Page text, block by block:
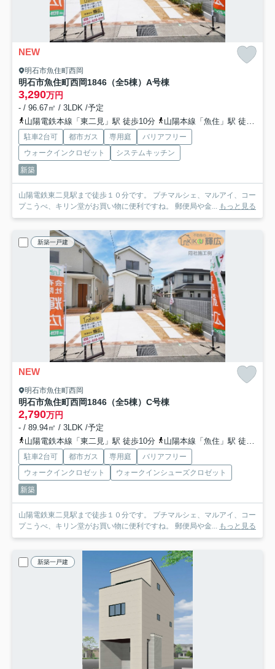
NEW
明石市魚住町西岡
明石市魚住町西岡1846（全5棟）A号棟
3,290万円
- / 96.67㎡ / 3LDK /予定
山陽電鉄本線「東二見」駅 徒歩10分
山陽本線「魚住」駅 徒歩21分
駐車2台可 都市ガス 専用庭
バリアフリー
ウォークインクロゼット
システムキッチン
新築
山陽電鉄東二見駅まで徒歩１０分です。 プチマルシェ、マルアイ、コー
プこうべ、キリン堂がお買い物に便利ですね。 郵便局や金... もっと見る
新築一戸建
NEW
明石市魚住町西岡
明石市魚住町西岡1846（全5棟）C号棟
2,790万円
- / 89.94㎡ / 3LDK /予定
山陽電鉄本線「東二見」駅 徒歩10分
山陽本線「魚住」駅 徒歩21分
駐車2台可 都市ガス 専用庭
バリアフリー
ウォークインクロゼット
ウォークインシューズクロゼット
新築
山陽電鉄東二見駅まで徒歩１０分です。 プチマルシェ、マルアイ、コー
プこうべ、キリン堂がお買い物に便利ですね。 郵便局や金... もっと見る
新築一戸建